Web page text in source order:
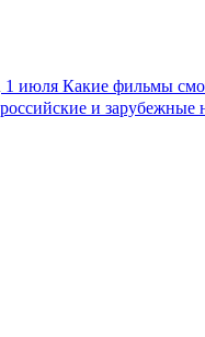
1 июля Какие фильмы
российские и зарубежные